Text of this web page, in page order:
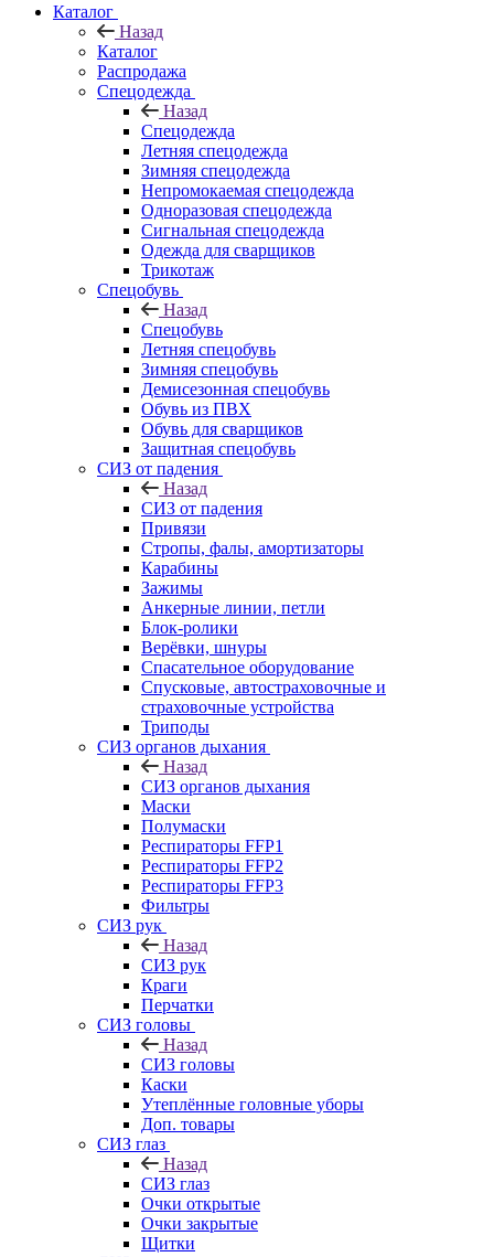
Каталог
Назад
Каталог
Распродажа
Спецодежда
Назад
Спецодежда
Летняя спецодежда
Зимняя спецодежда
Непромокаемая спецодежда
Одноразовая спецодежда
Сигнальная спецодежда
Одежда для сварщиков
Трикотаж
Спецобувь
Назад
Спецобувь
Летняя спецобувь
Зимняя спецобувь
Демисезонная спецобувь
Обувь из ПВХ
Обувь для сварщиков
Защитная спецобувь
СИЗ от падения
Назад
СИЗ от падения
Привязи
Стропы, фалы, амортизаторы
Карабины
Зажимы
Анкерные линии, петли
Блок-ролики
Верёвки, шнуры
Спасательное оборудование
Спусковые, автостраховочные и
страховочные устройства
Триподы
СИЗ органов дыхания
Назад
СИЗ органов дыхания
Маски
Полумаски
Респираторы FFP1
Респираторы FFP2
Респираторы FFP3
Фильтры
СИЗ рук
Назад
СИЗ рук
Краги
Перчатки
СИЗ головы
Назад
СИЗ головы
Каски
Утеплённые головные уборы
Доп. товары
СИЗ глаз
Назад
СИЗ глаз
Очки открытые
Очки закрытые
Щитки